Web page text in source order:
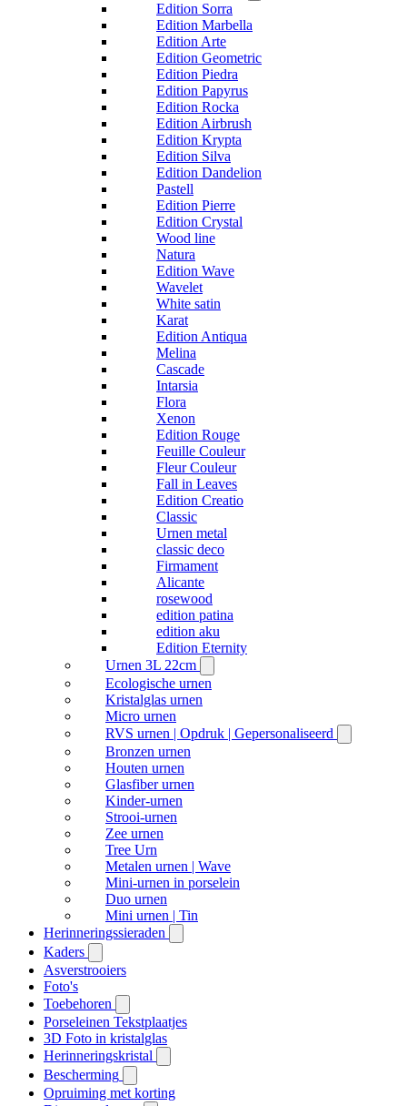
Edition Sorra
Edition Marbella
Edition Arte
Edition Geometric
Edition Piedra
Edition Papyrus
Edition Rocka
Edition Airbrush
Edition Krypta
Edition Silva
Edition Dandelion
Pastell
Edition Pierre
Edition Crystal
Wood line
Natura
Edition Wave
Wavelet
White satin
Karat
Edition Antiqua
Melina
Cascade
Intarsia
Flora
Xenon
Edition Rouge
Feuille Couleur
Fleur Couleur
Fall in Leaves
Edition Creatio
Classic
Urnen metal
classic deco
Firmament
Alicante
rosewood
edition patina
edition aku
Edition Eternity
Urnen 3L 22cm
Ecologische urnen
Kristalglas urnen
Micro urnen
RVS urnen | Opdruk | Gepersonaliseerd
Bronzen urnen
Houten urnen
Glasfiber urnen
Kinder-urnen
Strooi-urnen
Zee urnen
Tree Urn
Metalen urnen | Wave
Mini-urnen in porselein
Duo urnen
Mini urnen | Tin
Herinneringssieraden
Kaders
Asverstrooiers
Foto's
Toebehoren
Porseleinen Tekstplaatjes
3D Foto in kristalglas
Herinneringskristal
Bescherming
Opruiming met korting